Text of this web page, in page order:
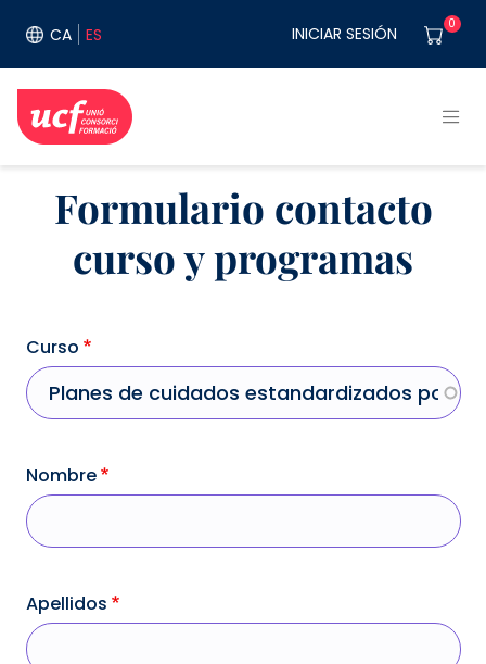
CA ES User
INICIAR SESIÓN 0
Formulario contacto
curso y programas
Curso
Nombre
Apellidos